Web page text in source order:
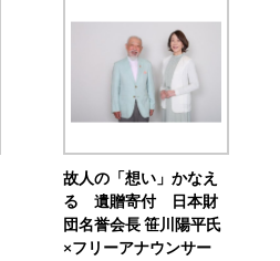
故人の「想い」かなえ
る 遺贈寄付 日本財
団名誉会長 笹川陽平氏
×フリーアナウンサー